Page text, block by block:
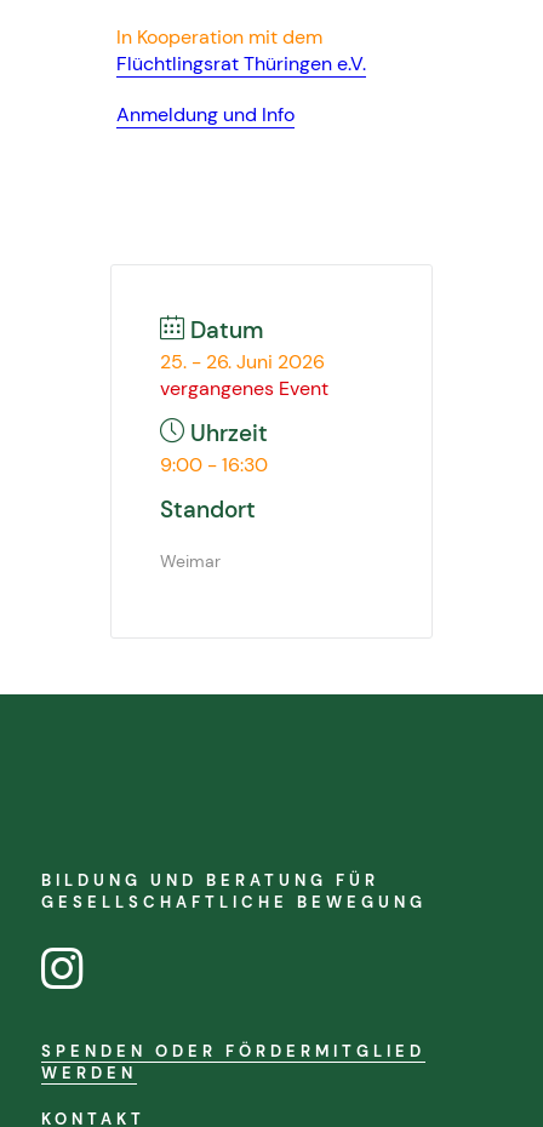
In Kooperation mit dem
Flüchtlingsrat Thüringen e.V.
Anmeldung und Info
Datum
25. - 26. Juni 2026
vergangenes Event
Uhrzeit
9:00 - 16:30
Standort
Weimar
BILDUNG UND BERATUNG FÜR
GESELLSCHAFTLICHE BEWEGUNG
SPENDEN ODER FÖRDERMITGLIED
WERDEN
KONTAKT